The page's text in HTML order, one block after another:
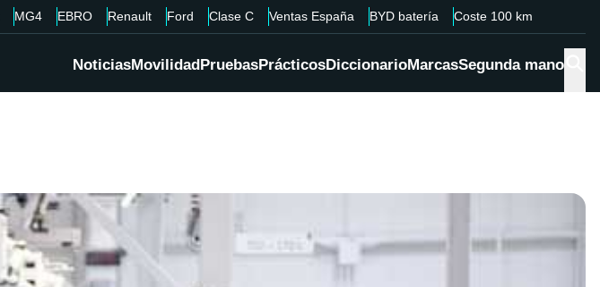
MG4 EBRO Renault Ford Clase C Ventas España BYD batería Coste 100 km
NoticiasMovilidadPruebasPrácticosDiccionarioMarcasSegunda mano